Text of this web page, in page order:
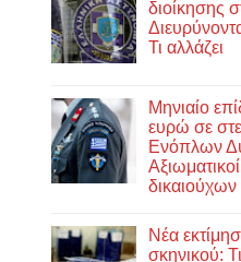
διοίκησης
Τι αλλάζει
Μηνιαίο
ευρώ σε
Ενόπλων
δικαιούχων
Νέα
σκηνικού: